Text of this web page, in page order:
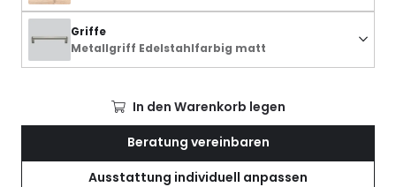
Griffe
Metallgriff Edelstahlfarbig matt
In den Warenkorb legen
Beratung vereinbaren
Ausstattung individuell anpassen